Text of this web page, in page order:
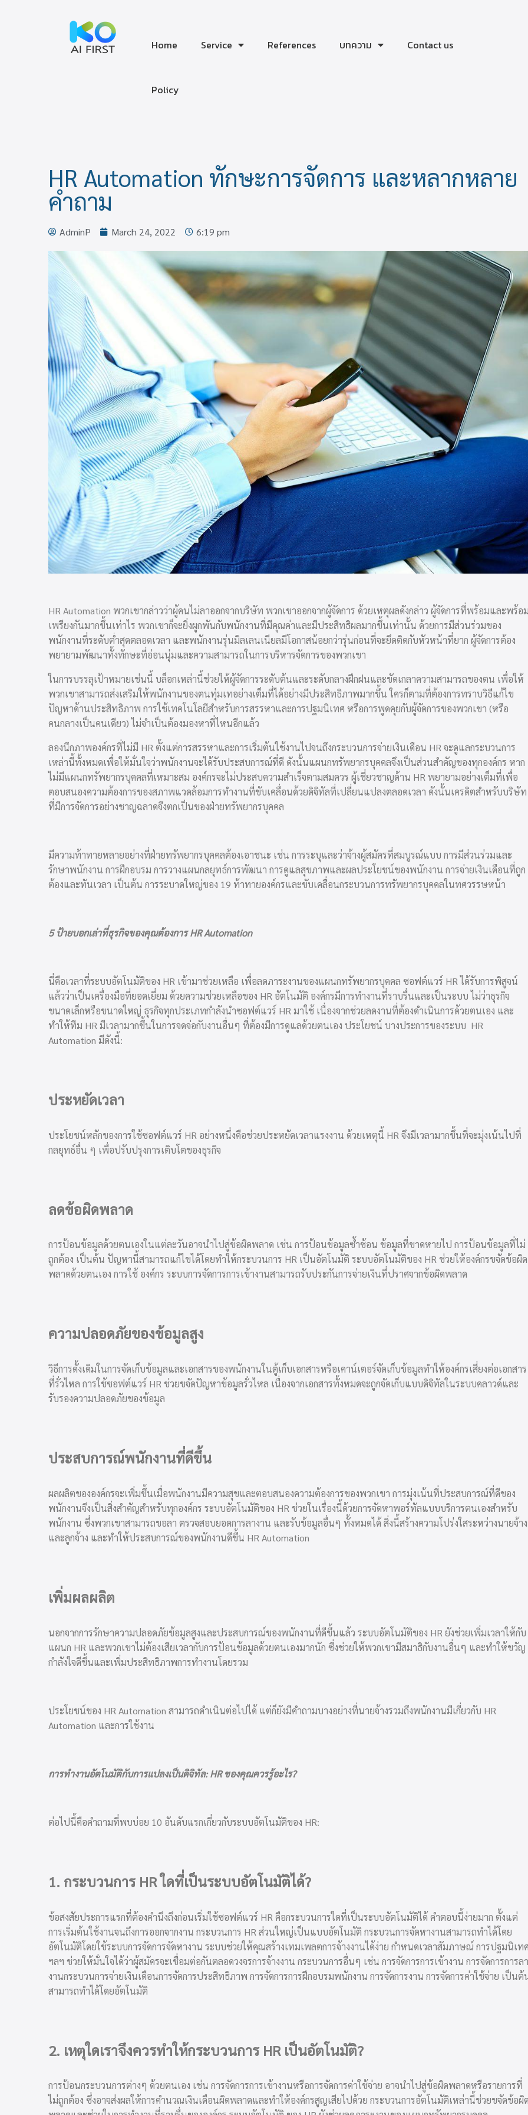
Home Service References บทความ Contact us
‎Policy
HR Automation ทักษะการจัดการ และหลากหลาย
คำถาม
AdminP March 24, 2022 6:19 pm
HR Automation พวกเขากล่าวว่าผู้คนไม่ลาออกจากบริษัท พวกเขาออกจากผู้จัดการ ด้วยเหตุผลดังกล่าว ผู้จัดการที่พร้อมและพร้อ
เพรียงกันมากขึ้นเท่าไร พวกเขาก็จะยิ่งผูกพันกับพนักงานที่มีคุณค่าและมีประสิทธิผลมากขึ้นเท่านั้น ด้วยการมีส่วนร่วมของ
พนักงานที่ระดับต่ำสุดตลอดเวลา และพนักงานรุ่นมิลเลนเนียลมีโอกาสน้อยกว่ารุ่นก่อนที่จะยึดติดกับหัวหน้าที่ยาก ผู้จัดการต้อง
พยายามพัฒนาทั้งทักษะที่อ่อนนุ่มและความสามารถในการบริหารจัดการของพวกเขา
ในการบรรลุเป้าหมายเช่นนี้ บล็อกเหล่านี้ช่วยให้ผู้จัดการระดับต้นและระดับกลางฝึกฝนและขัดเกลาความสามารถของตน เพื่อให้
พวกเขาสามารถส่งเสริมให้พนักงานของตนทุ่มเทอย่างเต็มที่ได้อย่างมีประสิทธิภาพมากขึ้น ใครก็ตามที่ต้องการทราบวิธีแก้ไข
ปัญหาด้านประสิทธิภาพ การใช้เทคโนโลยีสำหรับการสรรหาและการปฐมนิเทศ หรือการพูดคุยกับผู้จัดการของพวกเขา (หรือ
คนกลางเป็นคนเดียว) ไม่จำเป็นต้องมองหาที่ไหนอีกแล้ว
ลองนึกภาพองค์กรที่ไม่มี HR ตั้งแต่การสรรหาและการเริ่มต้นใช้งานไปจนถึงกระบวนการจ่ายเงินเดือน HR จะดูแลกระบวนการ
เหล่านี้ทั้งหมดเพื่อให้มั่นใจว่าพนักงานจะได้รับประสบการณ์ที่ดี ดังนั้นแผนกทรัพยากรบุคคลจึงเป็นส่วนสำคัญของทุกองค์กร หาก
ไม่มีแผนกทรัพยากรบุคคลที่เหมาะสม องค์กรจะไม่ประสบความสำเร็จตามสมควร ผู้เชี่ยวชาญด้าน HR พยายามอย่างเต็มที่เพื่อ
ตอบสนองความต้องการของสภาพแวดล้อมการทำงานที่ขับเคลื่อนด้วยดิจิทัลที่เปลี่ยนแปลงตลอดเวลา ดังนั้นเครดิตสำหรับบริษัท
ที่มีการจัดการอย่างชาญฉลาดจึงตกเป็นของฝ่ายทรัพยากรบุคคล
มีความท้าทายหลายอย่างที่ฝ่ายทรัพยากรบุคคลต้องเอาชนะ เช่น การระบุและว่าจ้างผู้สมัครที่สมบูรณ์แบบ การมีส่วนร่วมและ
รักษาพนักงาน การฝึกอบรม การวางแผนกลยุทธ์การพัฒนา การดูแลสุขภาพและผลประโยชน์ของพนักงาน การจ่ายเงินเดือนที่ถูก
ต้องและทันเวลา เป็นต้น การระบาดใหญ่ของ 19 ท้าทายองค์กรและขับเคลื่อนกระบวนการทรัพยากรบุคคลในทศวรรษหน้า
5 ป้ายบอกเล่าที่ธุรกิจของคุณต้องการ HR Automation
นี่คือเวลาที่ระบบอัตโนมัติของ HR เข้ามาช่วยเหลือ เพื่อลดภาระงานของแผนกทรัพยากรบุคคล ซอฟต์แวร์ HR ได้รับการพิสูจน์
แล้วว่าเป็นเครื่องมือที่ยอดเยี่ยม ด้วยความช่วยเหลือของ HR อัตโนมัติ องค์กรมีการทำงานที่ราบรื่นและเป็นระบบ ไม่ว่าธุรกิจ
ขนาดเล็กหรือขนาดใหญ่ ธุรกิจทุกประเภทกำลังนำซอฟต์แวร์ HR มาใช้ เนื่องจากช่วยลดงานที่ต้องดำเนินการด้วยตนเอง และ
ทำให้ทีม HR มีเวลามากขึ้นในการจดจ่อกับงานอื่นๆ ที่ต้องมีการดูแลด้วยตนเอง ประโยชน์ บางประการของระบบ HR
Automation มีดังนี้:
ประหยัดเวลา
ประโยชน์หลักของการใช้ซอฟต์แวร์ HR อย่างหนึ่งคือช่วยประหยัดเวลาแรงงาน ด้วยเหตุนี้ HR จึงมีเวลามากขึ้นที่จะมุ่งเน้นไปที่
กลยุทธ์อื่น ๆ เพื่อปรับปรุงการเติบโตของธุรกิจ
ลดข้อผิดพลาด
การป้อนข้อมูลด้วยตนเองในแต่ละวันอาจนำไปสู่ข้อผิดพลาด เช่น การป้อนข้อมูลซ้ำซ้อน ข้อมูลที่ขาดหายไป การป้อนข้อมูลที่ไม่
ถูกต้อง เป็นต้น ปัญหานี้สามารถแก้ไขได้โดยทำให้กระบวนการ HR เป็นอัตโนมัติ ระบบอัตโนมัติของ HRช่วยให้องค์กรขจัดข้อผิด
พลาดด้วยตนเอง การใช้ องค์กร ระบบการจัดการการเข้างานสามารถรับประกันการจ่ายเงินที่ปราศจากข้อผิดพลาด
ความปลอดภัยของข้อมูลสูง
วิธีการดั้งเดิมในการจัดเก็บข้อมูลและเอกสารของพนักงานในตู้เก็บเอกสารหรือเคาน์เตอร์จัดเก็บข้อมูลทำให้องค์กรเสี่ยงต่อเอกสาร
ที่รั่วไหล การใช้ซอฟต์แวร์ HR ช่วยขจัดปัญหาข้อมูลรั่วไหล เนื่องจากเอกสารทั้งหมดจะถูกจัดเก็บแบบดิจิทัลในระบบคลาวด์และ
รับรองความปลอดภัยของข้อมูล
ประสบการณ์พนักงานที่ดีขึ้น
ผลผลิตขององค์กรจะเพิ่มขึ้นเมื่อพนักงานมีความสุขและตอบสนองความต้องการของพวกเขา การมุ่งเน้นที่ประสบการณ์ที่ดีของ
พนักงานจึงเป็นสิ่งสำคัญสำหรับทุกองค์กร ระบบอัตโนมัติของ HR ช่วยในเรื่องนี้ด้วยการจัดหาพอร์ทัลแบบบริการตนเองสำหรับ
พนักงาน ซึ่งพวกเขาสามารถขอลา ตรวจสอบยอดการลางาน และรับข้อมูลอื่นๆ ทั้งหมดได้ สิ่งนี้สร้างความโปร่งใสระหว่างนายจ้าง
และลูกจ้าง และทำให้ประสบการณ์ของพนักงานดีขึ้น HR Automation
เพิ่มผลผลิต
นอกจากการรักษาความปลอดภัยข้อมูลสูงและประสบการณ์ของพนักงานที่ดีขึ้นแล้ว ระบบอัตโนมัติของ HR ยังช่วยเพิ่มเวลาให้กับ
แผนก HR และพวกเขาไม่ต้องเสียเวลากับการป้อนข้อมูลด้วยตนเองมากนัก ซึ่งช่วยให้พวกเขามีสมาธิกับงานอื่นๆ และทำให้ขวัญ
กำลังใจดีขึ้นและเพิ่มประสิทธิภาพการทำงานโดยรวม
ประโยชน์ของ HR Automation สามารถดำเนินต่อไปได้ แต่ก็ยังมีคำถามบางอย่างที่นายจ้างรวมถึงพนักงานมีเกี่ยวกับ HR
Automation และการใช้งาน
การทำงานอัตโนมัติกับการแปลงเป็นดิจิทัล: HR ของคุณควรรู้อะไร?
ต่อไปนี้คือคำถามที่พบบ่อย 10 อันดับแรกเกี่ยวกับระบบอัตโนมัติของ HR:
1. กระบวนการ HR ใดที่เป็นระบบอัตโนมัติได้?
ข้อสงสัยประการแรกที่ต้องคำนึงถึงก่อนเริ่มใช้ซอฟต์แวร์ HR คือกระบวนการใดที่เป็นระบบอัตโนมัติได้ คำตอบนี้ง่ายมาก ตั้งแต่
การเริ่มต้นใช้งานจนถึงการออกจากงาน กระบวนการ HR ส่วนใหญ่เป็นแบบอัตโนมัติ กระบวนการจัดหางานสามารถทำได้โดย
อัตโนมัติโดยใช้ระบบการจัดการจัดหางาน ระบบช่วยให้คุณสร้างเทมเพลตการจ้างงานได้ง่าย กำหนดเวลาสัมภาษณ์ การปฐมนิเท
ฯลฯ ช่วยให้มั่นใจได้ว่าผู้สมัครจะเชื่อมต่อกันตลอดวงจรการจ้างงาน กระบวนการอื่นๆ เช่น การจัดการการเข้างาน การจัดการการลา
งานกระบวนการจ่ายเงินเดือนการจัดการประสิทธิภาพ การจัดการการฝึกอบรมพนักงาน การจัดการงาน การจัดการค่าใช้จ่าย เป็นต้
สามารถทำได้โดยอัตโนมัติ
2. เหตุใดเราจึงควรทำให้กระบวนการ HR เป็นอัตโนมัติ?
การป้อนกระบวนการต่างๆ ด้วยตนเอง เช่น การจัดการการเข้างานหรือการจัดการค่าใช้จ่าย อาจนำไปสู่ข้อผิดพลาดหรือรายการที่
ไม่ถูกต้อง ซึ่งอาจส่งผลให้การคำนวณเงินเดือนผิดพลาดและทำให้องค์กรสูญเสียไปด้วย กระบวนการอัตโนมัติเหล่านี้ช่วยขจัดข้อผิ